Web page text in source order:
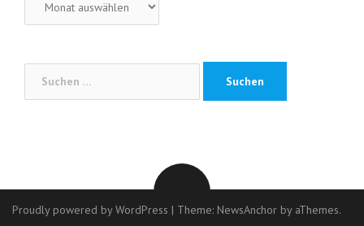
nach:
Proudly powered by WordPress | Theme: NewsAnchor by aThemes.